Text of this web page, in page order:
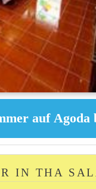
IN THA